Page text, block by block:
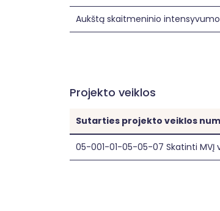
Aukštą skaitmeninio
Projekto veiklos
Sutarties projekto veiklos
05-001-01-05-05-07 Skatinti MVĮ